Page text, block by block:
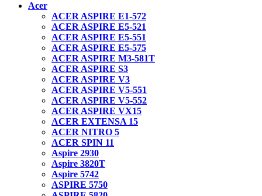
Acer
ACER ASPIRE E1-572
ACER ASPIRE E5-521
ACER ASPIRE E5-551
ACER ASPIRE E5-575
ACER ASPIRE M3-581T
ACER ASPIRE S3
ACER ASPIRE V3
ACER ASPIRE V5-551
ACER ASPIRE V5-552
ACER ASPIRE VX15
ACER EXTENSA 15
ACER NITRO 5
ACER SPIN 11
Aspire 2930
Aspire 3820T
Aspire 5742
ASPIRE 5750